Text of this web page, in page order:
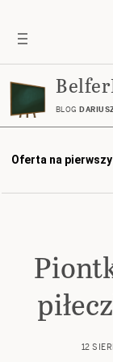
BLOG
Oferta na
12